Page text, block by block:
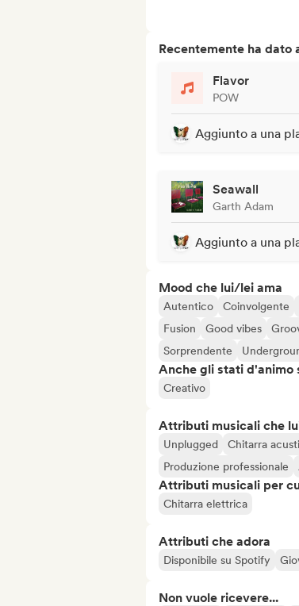
Recentemente ha
Flavor
POW
Aggiunto a una
Seawall
Garth Adam
Aggiunto a una
Mood che lui/lei ama
Autentico Coinvolgente
Fusion
Good vibes
Sorprendente
Anche gli stati d'animo
Creativo
Attributi musicali che
Unplugged Chitarra
Produzione professionale
Attributi musicali per
Chitarra elettrica
Attributi che adora
Disponibile su Spotify
Non vuole ricevere...